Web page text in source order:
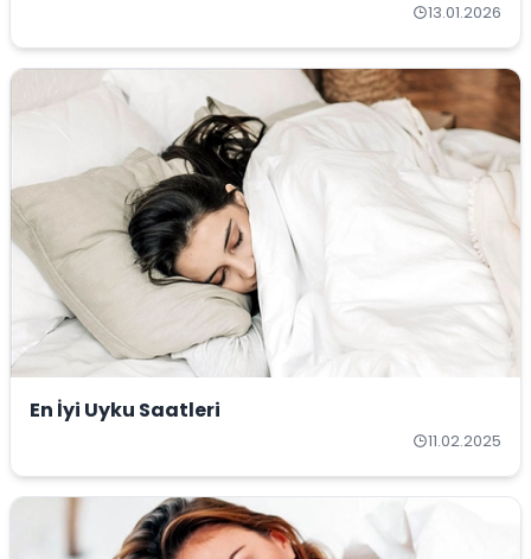
13.01.2026
En İyi Uyku Saatleri
11.02.2025